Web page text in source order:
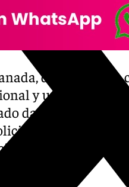
donde se han
y una policial.
dadas de baja doce
En la localidad
nacionales tras